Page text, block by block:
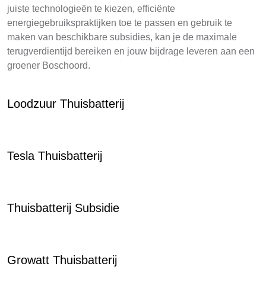
juiste technologieën te kiezen, efficiënte
energiegebruikspraktijken toe te passen en gebruik te
maken van beschikbare subsidies, kan je de maximale
terugverdientijd bereiken en jouw bijdrage leveren aan een
groener Boschoord.
Loodzuur Thuisbatterij
Tesla Thuisbatterij
Thuisbatterij Subsidie
Growatt Thuisbatterij